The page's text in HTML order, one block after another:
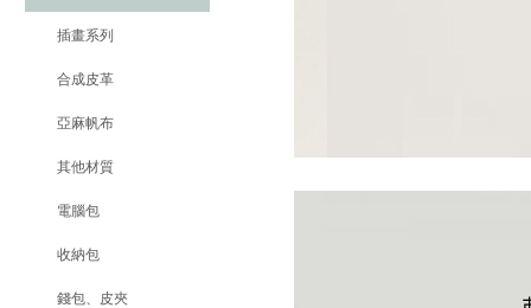
插畫系列
合成皮革
亞麻帆布
其他材質
電腦包
收納包
錢包、皮夾